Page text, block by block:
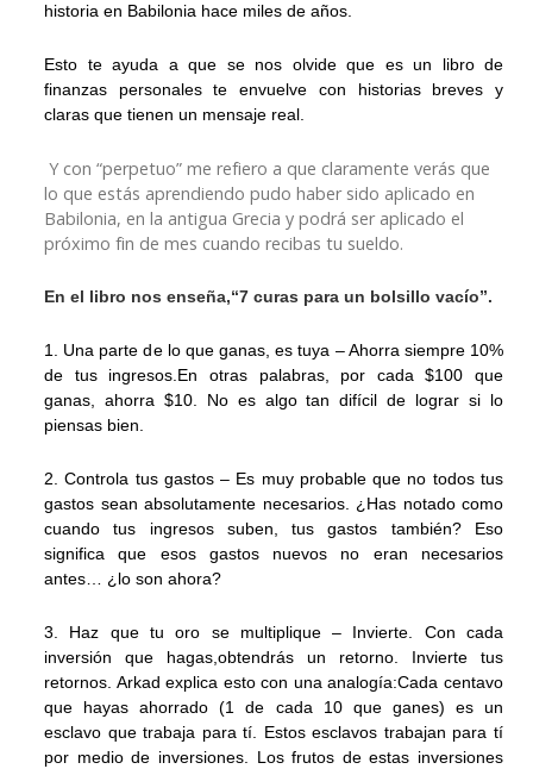
historia en Babilonia hace miles de años.
Esto te ayuda a que se nos olvide que es un libro de
finanzas personales te envuelve con historias breves y
claras que tienen un mensaje real.
Y con “perpetuo” me refiero a que claramente verás que
lo que estás aprendiendo pudo haber sido aplicado en
Babilonia, en la antigua Grecia y podrá ser aplicado el
próximo fin de mes cuando recibas tu sueldo.
En el libro nos enseña,“7 curas para un bolsillo vacío”.
1. Una parte de lo que ganas, es tuya – Ahorra siempre 10%
de tus ingresos.En otras palabras, por cada $100 que
ganas, ahorra $10. No es algo tan difícil de lograr si lo
piensas bien.
2. Controla tus gastos – Es muy probable que no todos tus
gastos sean absolutamente necesarios. ¿Has notado como
cuando tus ingresos suben, tus gastos también? Eso
significa que esos gastos nuevos no eran necesarios
antes… ¿lo son ahora?
3. Haz que tu oro se multiplique – Invierte. Con cada
inversión que hagas,obtendrás un retorno. Invierte tus
retornos. Arkad explica esto con una analogía:Cada centavo
que hayas ahorrado (1 de cada 10 que ganes) es un
esclavo que trabaja para tí. Estos esclavos trabajan para tí
por medio de inversiones. Los frutos de estas inversiones